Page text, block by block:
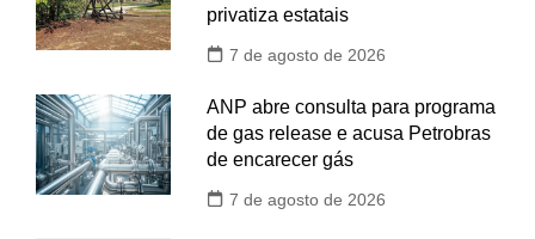
privatiza estatais
7 de agosto de 2026
ANP abre consulta para programa
de gas release e acusa Petrobras
de encarecer gás
7 de agosto de 2026